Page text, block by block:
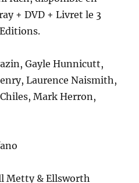
+ DVD + Livret le 3
Gayle Hunnicutt,
Laurence Naismith,
Mark Herron,
Metty & Ellsworth